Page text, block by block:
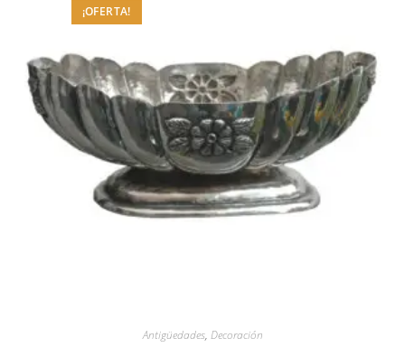
¡OFERTA!
Antigüedades, Decoración